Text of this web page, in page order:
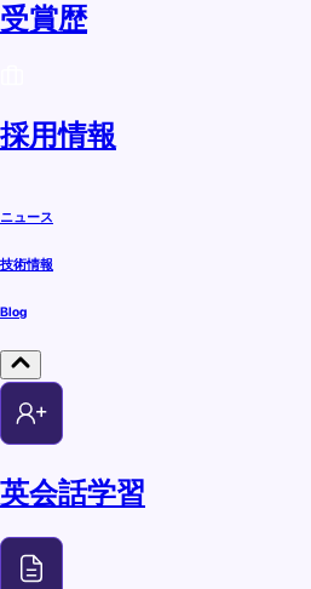
受賞歴
採用情報
ニュース
技術情報
Blog
英会話学習